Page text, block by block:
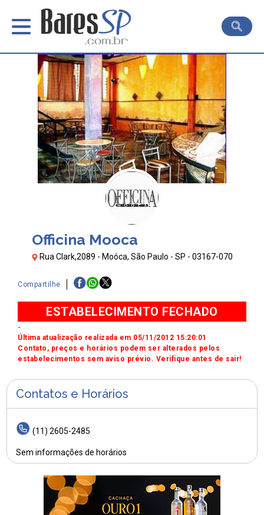
Officina Mooca
Rua Clark,2089 - Moóca, São Paulo - SP - 03167-070
Compartilhe
ESTABELECIMENTO FECHADO
-
Última atualização realizada em 05/11/2012 15:20:01
Contato, preços e horários podem ser alterados pelos
estabelecimentos sem aviso prévio. Verifique antes de sair!
Contatos e Horários
(11) 2605-2485
Sem informações de horários